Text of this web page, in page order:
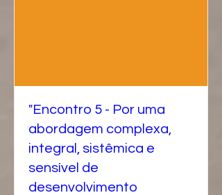
"Encontro 5 - Por uma
abordagem complexa,
integral, sistêmica e
sensível de
desenvolvimento